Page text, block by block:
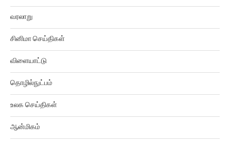
வரலாறு
சினிமா செய்திகள்
விளையாட்டு
தொழில்நுட்பம்
உலக செய்திகள்
ஆன்மிகம்